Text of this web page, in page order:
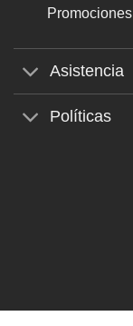
Promociones
Asistencia
Políticas